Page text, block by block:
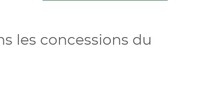
les concessions du